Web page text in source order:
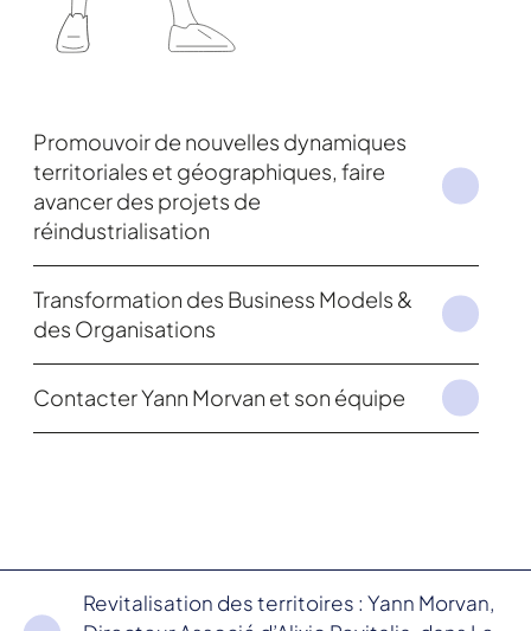
Promouvoir de nouvelles dynamiques
territoriales et géographiques, faire
avancer des projets de
réindustrialisation
Transformation des Business Models &
des Organisations
Contacter Yann Morvan et son équipe
Revitalisation des territoires : Yann Morvan,